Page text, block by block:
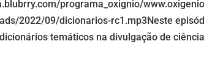
programa_oxignio/
2022/09/dicionarios-rc1.mp3Neste
temáticos na divulgação de